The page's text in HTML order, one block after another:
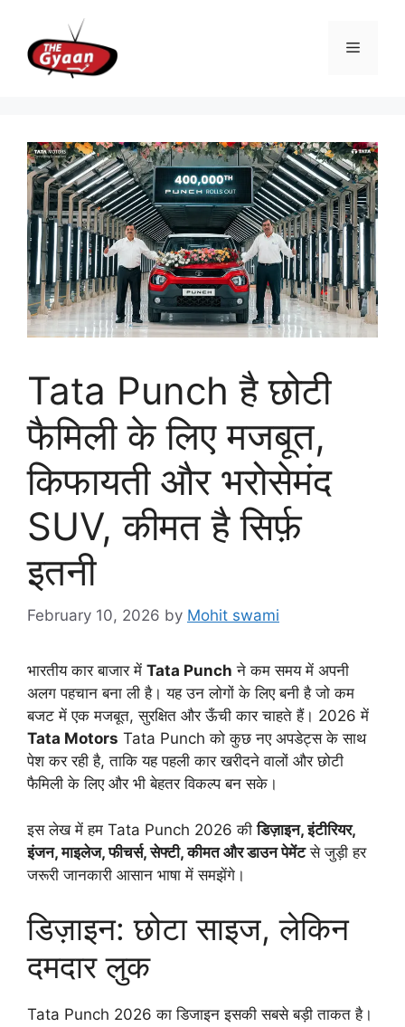
content
Menu
Tata Punch है छोटी
फैमिली के लिए मजबूत,
किफायती और भरोसेमंद
SUV, कीमत है सिर्फ़
इतनी
February 10, 2026 by Mohit swami
भारतीय कार बाजार में Tata Punch ने कम समय में अपनी
अलग पहचान बना ली है। यह उन लोगों के लिए बनी है जो कम
बजट में एक मजबूत, सुरक्षित और ऊँची कार चाहते हैं। 2026 में
Tata Motors Tata Punch को कुछ नए अपडेट्स के साथ
पेश कर रही है, ताकि यह पहली कार खरीदने वालों और छोटी
फैमिली के लिए और भी बेहतर विकल्प बन सके।
इस लेख में हम Tata Punch 2026 कीडिज़ाइन, इंटीरियर,
इंजन, माइलेज, फीचर्स, सेफ्टी, कीमत और डाउन पेमेंटसे जुड़ी हर
जरूरी जानकारी आसान भाषा में समझेंगे।
डिज़ाइन: छोटा साइज, लेकिन
दमदार लुक
Tata Punch 2026 का डिजाइन इसकी सबसे बड़ी ताकत है।